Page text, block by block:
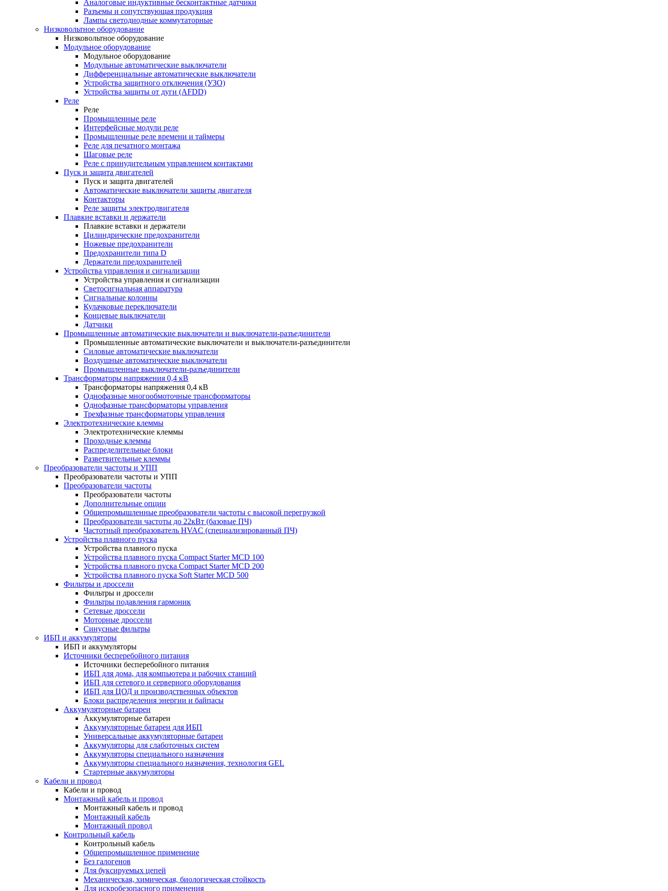
Аналоговые индуктивные бесконтактные датчики
Разъемы и сопутствующая продукция
Лампы светодиодные коммутаторные
Низковольтное оборудование
Низковольтное оборудование
Модульное оборудование
Модульное оборудование
Модульные автоматические выключатели
Дифференциальные автоматические выключатели
Устройства защитного отключения (УЗО)
Устройства защиты от дуги (AFDD)
Реле
Реле
Промышленные реле
Интерфейсные модули реле
Промышленные реле времени и таймеры
Реле для печатного монтажа
Шаговые реле
Реле с принудительным управлением контактами
Пуск и защита двигателей
Пуск и защита двигателей
Автоматические выключатели защиты двигателя
Контакторы
Реле защиты электродвигателя
Плавкие вставки и держатели
Плавкие вставки и держатели
Цилиндрические предохранители
Ножевые предохранители
Предохранители типа D
Держатели предохранителей
Устройства управления и сигнализации
Устройства управления и сигнализации
Светосигнальная аппаратура
Сигнальные колонны
Кулачковые переключатели
Концевые выключатели
Датчики
Промышленные автоматические выключатели и выключатели-разъединители
Промышленные автоматические выключатели и выключатели-разъединители
Силовые автоматические выключатели
Воздушные автоматические выключатели
Промышленные выключатели-разъединители
Трансформаторы напряжения 0,4 кВ
Трансформаторы напряжения 0,4 кВ
Однофазные многообмоточные трансформаторы
Однофазные трансформаторы управления
Трехфазные трансформаторы управления
Электротехнические клеммы
Электротехнические клеммы
Проходные клеммы
Распределительные блоки
Разветвительные клеммы
Преобразователи частоты и УПП
Преобразователи частоты и УПП
Преобразователи частоты
Преобразователи частоты
Дополнительные опции
Общепромышленные преобразователи частоты с высокой перегрузкой
Преобразователи частоты до 22кВт (базовые ПЧ)
Частотный преобразователь HVAC (специализированный ПЧ)
Устройства плавного пуска
Устройства плавного пуска
Устройства плавного пуска Compact Starter MCD 100
Устройства плавного пуска Compact Starter MCD 200
Устройства плавного пуска Soft Starter MCD 500
Фильтры и дроссели
Фильтры и дроссели
Фильтры подавления гармоник
Сетевые дроссели
Моторные дроссели
Синусные фильтры
ИБП и аккумуляторы
ИБП и аккумуляторы
Источники бесперебойного питания
Источники бесперебойного питания
ИБП для дома, для компьютера и рабочих станций
ИБП для сетевого и серверного оборудования
ИБП для ЦОД и производственных объектов
Блоки распределения энергии и байпасы
Аккумуляторные батареи
Аккумуляторные батареи
Аккумуляторные батареи для ИБП
Универсальные аккумуляторные батареи
Аккумуляторы для слаботочных систем
Аккумуляторы специального назначения
Аккумуляторы специального назначения, технология GEL
Стартерные аккумуляторы
Кабели и провод
Кабели и провод
Монтажный кабель и провод
Монтажный кабель и провод
Монтажный кабель
Монтажный провод
Контрольный кабель
Контрольный кабель
Общепромышленное применение
Без галогенов
Для буксируемых цепей
Механическая, химическая, биологическая стойкость
Для искробезопасного применения